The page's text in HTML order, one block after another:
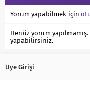
Yorum yapabilmek için
Henüz yorum
yapabilirsiniz.
Üye Girişi